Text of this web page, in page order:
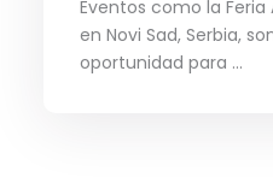
Eventos como la
en Novi Sad, Serbia,
oportunidad para ...